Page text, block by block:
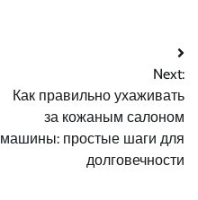
Next:
Как правильно ухаживать
за кожаным салоном
машины: простые шаги для
долговечности